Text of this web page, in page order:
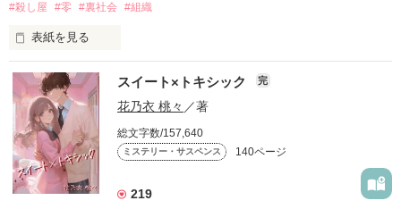
#殺し屋 #零 #裏社会 #組織
表紙を見る
一輪の花は儚く美しく散った
溶けるはずのない氷は、銀色に染まりながら溶けていく
スイート×トキシック 完
花乃衣 桃々 ／著
総文字数/157,640
ミステリー・サスペンス 140ページ
219